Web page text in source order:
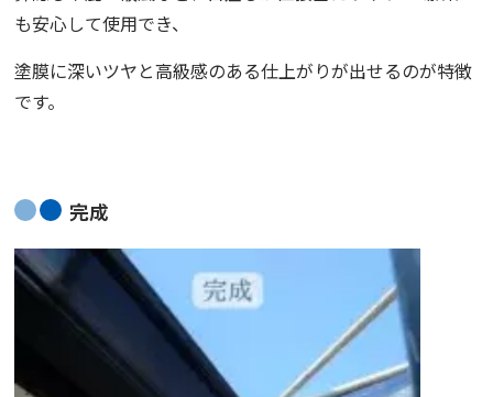
も安心して使用でき、
塗膜に深いツヤと高級感のある仕上がりが出せるのが特徴
です。
完成